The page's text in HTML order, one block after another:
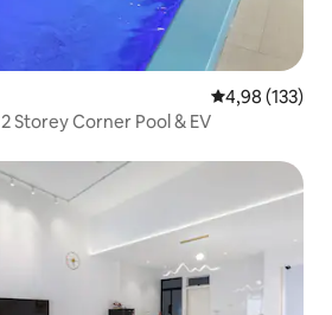
4,98 de uma
4,98 (133)
Bukit Indah JB 20Pax 2 Storey Corner Pool & EV